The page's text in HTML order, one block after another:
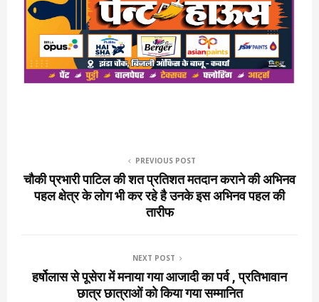
PREVIOUS POST
चौकी प्रभारी पाटिल की शत प्रतिशत मतदान कराने की अभिनव
पहल क्षेत्र के लोग भी कर रहे है उनके इस अभिनव पहल की
तारीफ
NEXT POST
हर्षोलास से पूसेरा में मनाया गया आजादी का पर्व , प्रतिभावान
छात्र छात्राओं को किया गया सम्मानित